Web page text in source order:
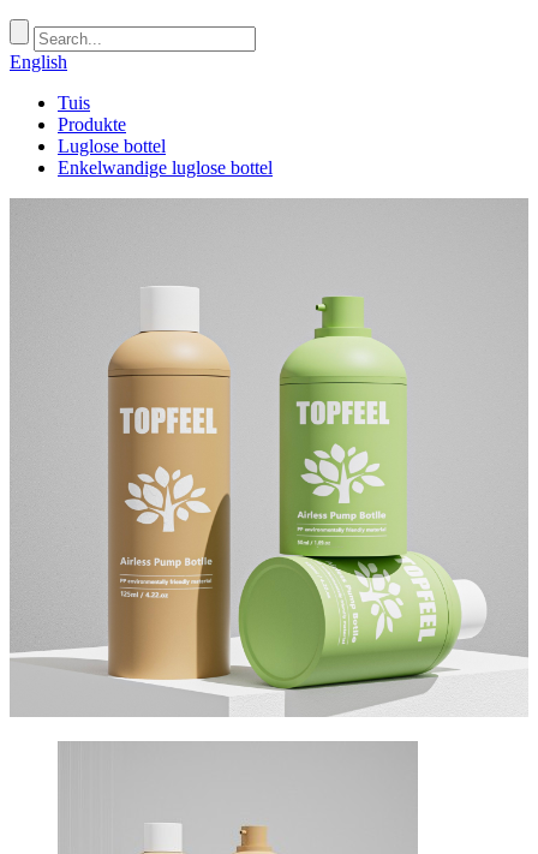
English
Tuis
Produkte
Luglose bottel
Enkelwandige luglose bottel